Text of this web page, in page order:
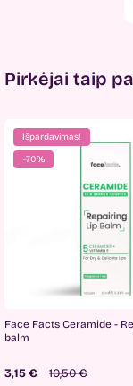
Pirkėjai taip
Išpardavimas!
−70%
Face Facts Ceramide -
balm
3,15 € 10,50 €